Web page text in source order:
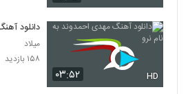
۰۳:۵۲ HD
دانلود
میلاد
۱۵۸ بازدید